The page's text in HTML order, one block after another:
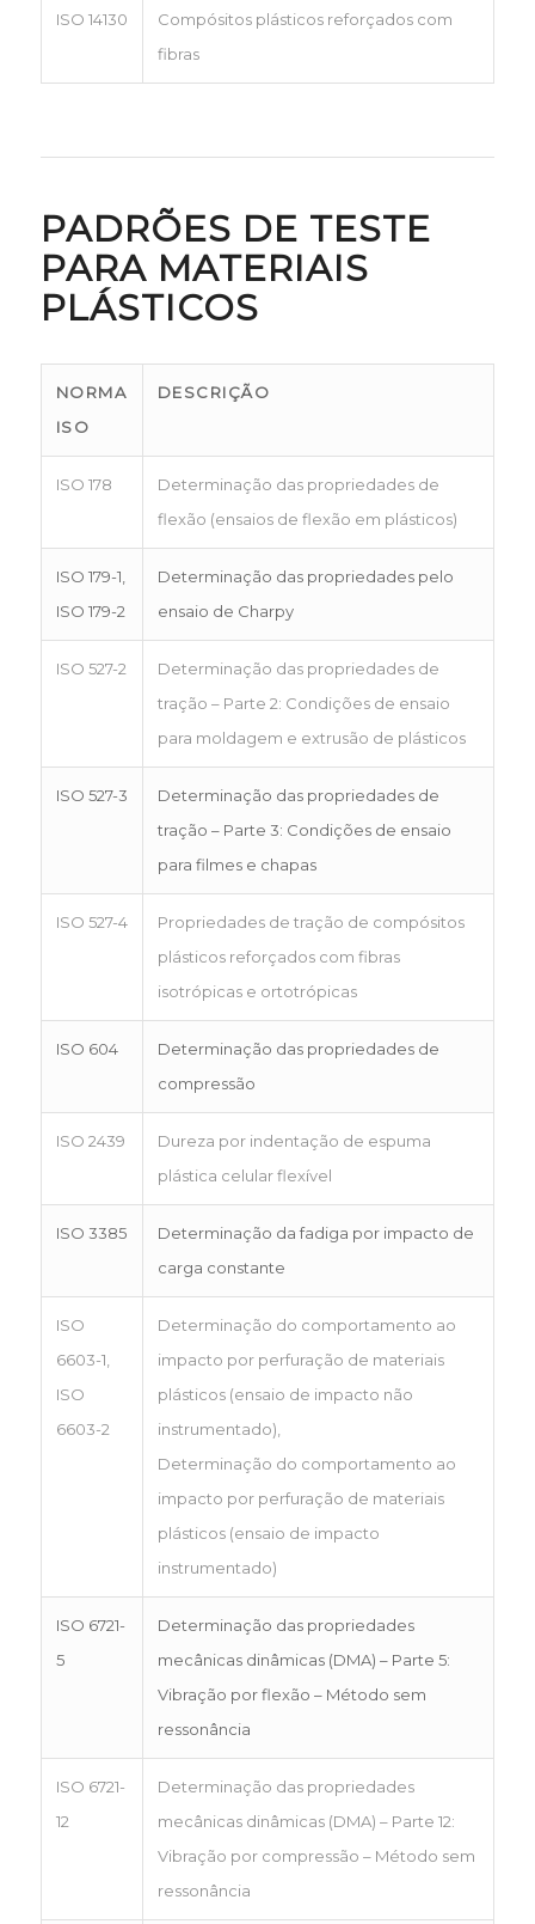
ISO 14130
Compósitos plásticos reforçados com
fibras
PADRÕES DE TESTE
PARA MATERIAIS
PLÁSTICOS
NORMA
ISO
DESCRIÇÃO
ISO 178
Determinação das propriedades de
flexão (ensaios de flexão em plásticos)
ISO 179-1,
ISO 179-2
Determinação das propriedades pelo
ensaio de Charpy
ISO 527-2
Determinação das propriedades de
tração – Parte 2: Condições de ensaio
para moldagem e extrusão de plásticos
ISO 527-3
Determinação das propriedades de
tração – Parte 3: Condições de ensaio
para filmes e chapas
ISO 527-4
Propriedades de tração de compósitos
plásticos reforçados com fibras
isotrópicas e ortotrópicas
ISO 604
Determinação das propriedades de
compressão
ISO 2439
Dureza por indentação de espuma
plástica celular flexível
ISO 3385
Determinação da fadiga por impacto de
carga constante
ISO
6603-1,
ISO
6603-2
Determinação do comportamento ao
impacto por perfuração de materiais
plásticos (ensaio de impacto não
instrumentado),
Determinação do comportamento ao
impacto por perfuração de materiais
plásticos (ensaio de impacto
instrumentado)
ISO 6721-
5
Determinação das propriedades
mecânicas dinâmicas (DMA) – Parte 5:
Vibração por flexão – Método sem
ressonância
ISO 6721-
12
Determinação das propriedades
mecânicas dinâmicas (DMA) – Parte 12:
Vibração por compressão – Método sem
ressonância